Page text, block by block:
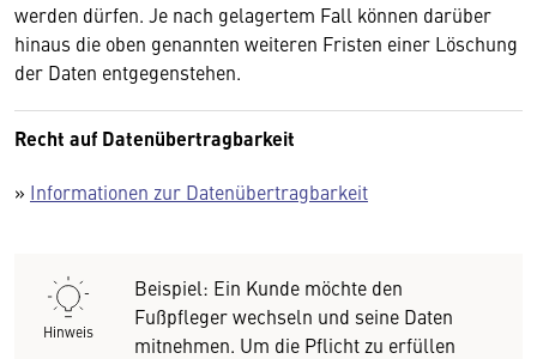
werden dürfen. Je nach gelagertem Fall können darüber
hinaus die oben genannten weiteren Fristen einer Löschung
der Daten entgegenstehen.
Recht auf Datenübertragbarkeit
» Informationen zur Datenübertragbarkeit
Hinweis
Beispiel: Ein Kunde möchte den
Fußpfleger wechseln und seine Daten
mitnehmen. Um die Pflicht zu erfüllen